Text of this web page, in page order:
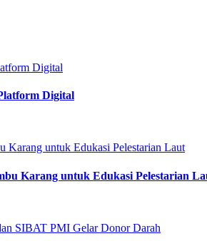
Digital
Karang untuk Edukasi Pelestarian